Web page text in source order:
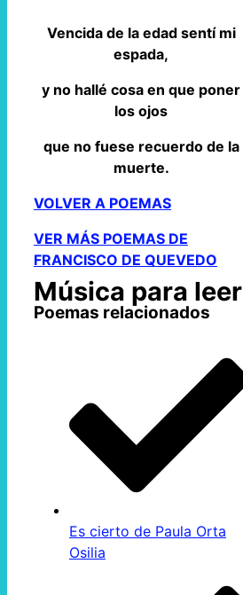
Vencida de la edad sentí mi
espada,
y no hallé cosa en que poner
los ojos
que no fuese recuerdo de la
muerte.
VOLVER A POEMAS
VER MÁS POEMAS DE
FRANCISCO DE QUEVEDO
Música para leer
Poemas relacionados
Es cierto de Paula Orta
Osilia